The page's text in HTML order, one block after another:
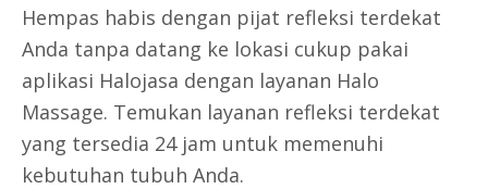
Hempas habis dengan pijat refleksi terdekat
Anda tanpa datang ke lokasi cukup pakai
aplikasi Halojasa dengan layanan Halo
Massage. Temukan layanan refleksi terdekat
yang tersedia 24 jam untuk memenuhi
kebutuhan tubuh Anda.